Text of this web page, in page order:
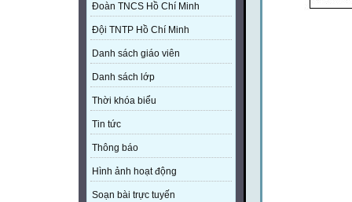
Đoàn TNCS Hồ Chí Minh
Đội TNTP Hồ Chí Minh
Danh sách giáo viên
Danh sách lớp
Thời khóa biểu
Tin tức
Thông báo
Hình ảnh hoạt động
Soạn bài trực tuyến